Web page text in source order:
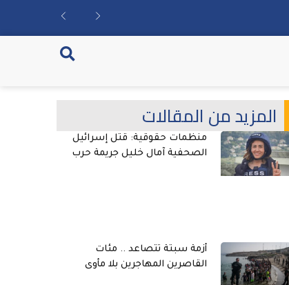
المزيد من المقالات
منظمات حقوقية: قتل إسرائيل
الصحفية آمال خليل جريمة حرب
أزمة سبتة تتصاعد .. مئات
القاصرين المهاجرين بلا مأوى